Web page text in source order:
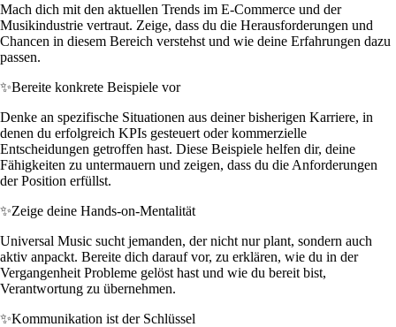
Mach dich mit den aktuellen Trends im E-Commerce und der
Musikindustrie vertraut. Zeige, dass du die Herausforderungen und
Chancen in diesem Bereich verstehst und wie deine Erfahrungen dazu
passen.
✨Bereite konkrete Beispiele vor
Denke an spezifische Situationen aus deiner bisherigen Karriere, in
denen du erfolgreich KPIs gesteuert oder kommerzielle
Entscheidungen getroffen hast. Diese Beispiele helfen dir, deine
Fähigkeiten zu untermauern und zeigen, dass du die Anforderungen
der Position erfüllst.
✨Zeige deine Hands-on-Mentalität
Universal Music sucht jemanden, der nicht nur plant, sondern auch
aktiv anpackt. Bereite dich darauf vor, zu erklären, wie du in der
Vergangenheit Probleme gelöst hast und wie du bereit bist,
Verantwortung zu übernehmen.
✨Kommunikation ist der Schlüssel